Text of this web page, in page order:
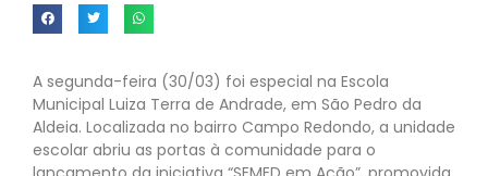
A segunda-feira (30/03) foi especial na Escola
Municipal Luiza Terra de Andrade, em São Pedro da
Aldeia. Localizada no bairro Campo Redondo, a unidade
escolar abriu as portas à comunidade para o